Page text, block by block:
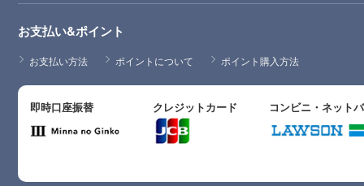
お支払い&ポイント
お支払い方法 ポイントについて ポイント購入方法
即時口座振替 クレジットカード コンビニ・ネット